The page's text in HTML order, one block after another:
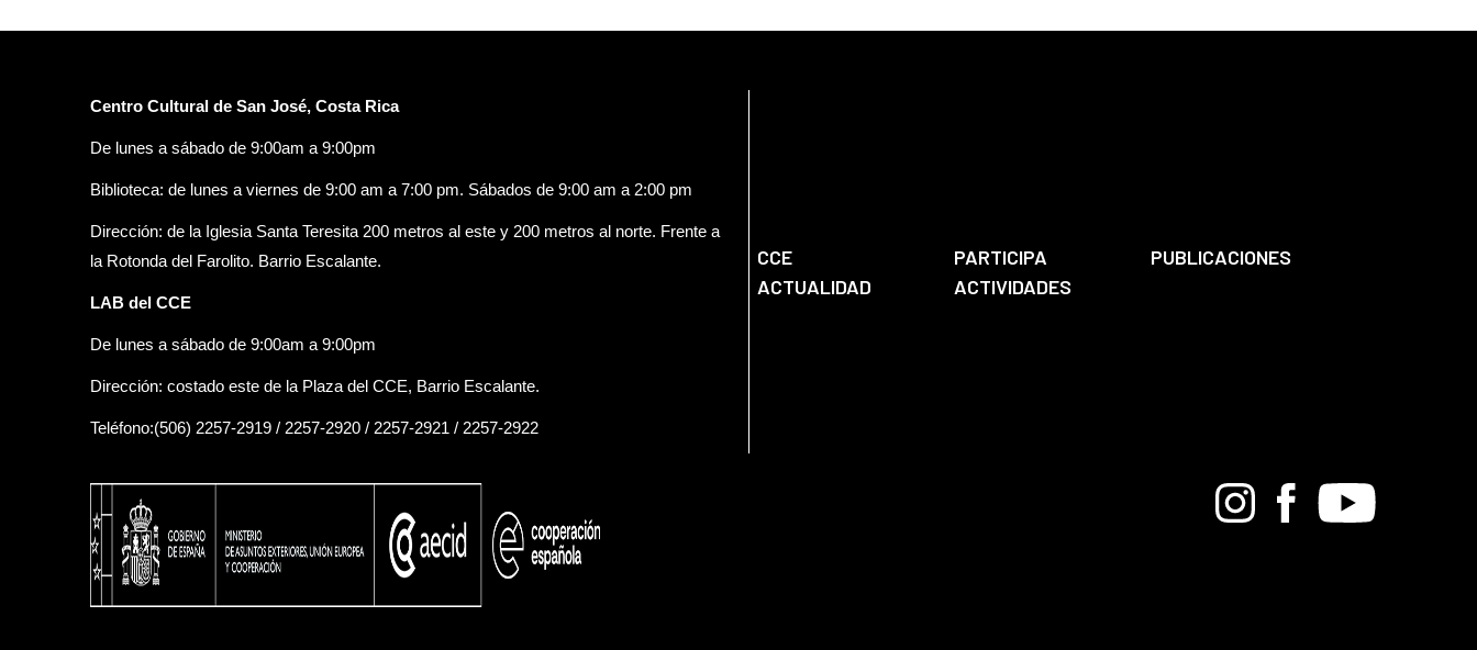
Centro Cultural de San José, Costa Rica
De lunes a sábado de 9:00am a 9:00pm
Biblioteca: de lunes a viernes de 9:00 am a 7:00 pm. Sábados de 9:00 am a 2:00 pm
Dirección: de la Iglesia Santa Teresita 200 metros al este y 200 metros al norte. Frente a
la Rotonda del Farolito. Barrio Escalante.
LAB del CCE
De lunes a sábado de 9:00am a 9:00pm
Dirección: costado este de la Plaza del CCE, Barrio Escalante.
Teléfono:(506) 2257-2919 / 2257-2920 / 2257-2921 / 2257-2922
CCE PARTICIPA
PUBLICACIONES
ACTUALIDAD
ACTIVIDADES
BandcampInstagramFacebook
Youtube